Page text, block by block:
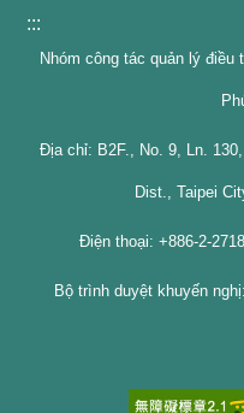
:::
Nhóm công tác quản lý
Địa chỉ: B2F., No. 9, Ln.
Dist., Taipei
Điện thoại: +886-2-
Bộ trình duyệt khuyến